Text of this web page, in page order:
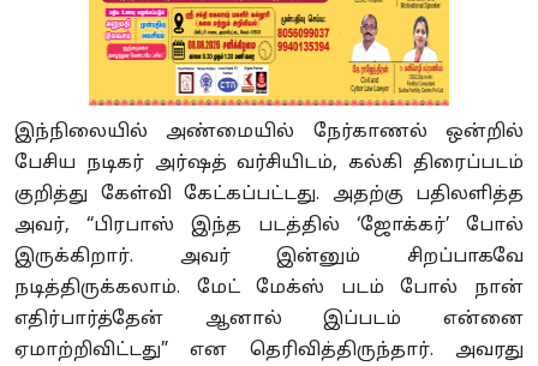
இந்நிலையில் அண்மையில் நேர்காணல் ஒன்றில்
பேசிய நடிகர் அர்ஷத் வர்சியிடம், கல்கி திரைப்படம்
குறித்து கேள்வி கேட்கப்பட்டது. அதற்கு பதிலளித்த
அவர், “பிரபாஸ் இந்த படத்தில் ‘ஜோக்கர்’ போல்
இருக்கிறார். அவர் இன்னும் சிறப்பாகவே
நடித்திருக்கலாம். மேட் மேக்ஸ் படம் போல் நான்
எதிர்பார்த்தேன் ஆனால் இப்படம் என்னை
ஏமாற்றிவிட்டது” என தெரிவித்திருந்தார். அவரது